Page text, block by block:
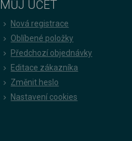
MŮJ ÚČET
Nová registrace
Oblíbené položky
Předchozí objednávky
Editace zákazníka
Změnit heslo
Nastavení cookies